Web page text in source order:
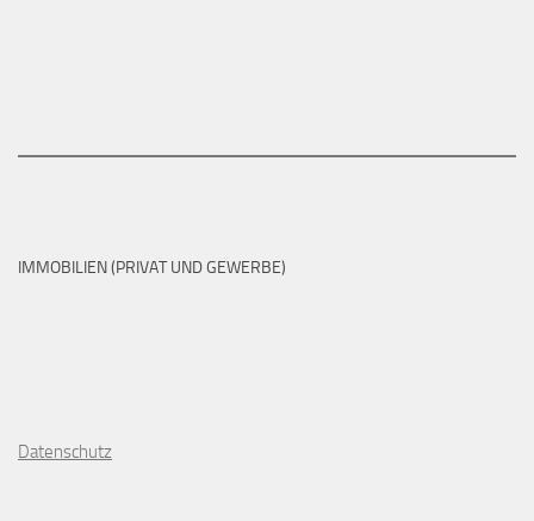
IMMOBILIEN (PRIVAT UND GEWERBE)
Datenschutz